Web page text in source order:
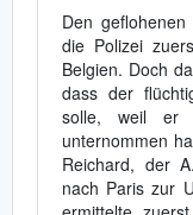
Den
die Polizei
Belgien. Doch
dass der
solle, weil er
unternommen
Reichard, der
nach Paris zur